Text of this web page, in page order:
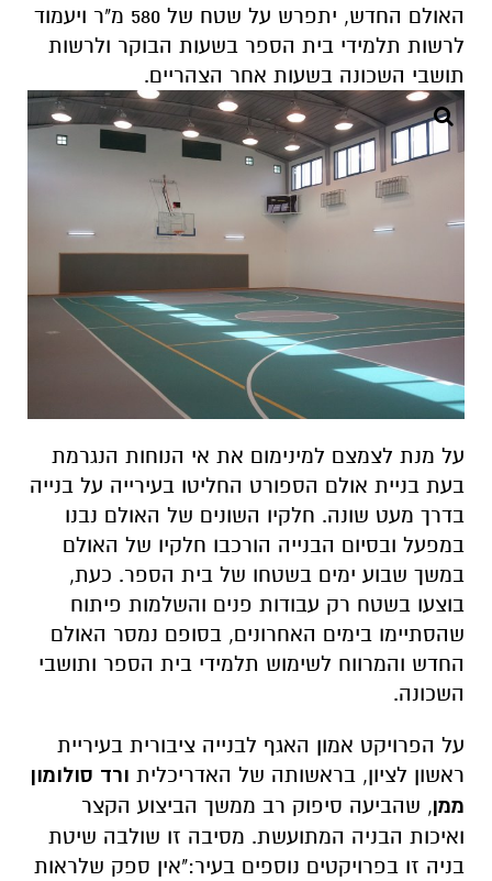
האולם החדש, יתפרש על שטח של 580 מ"ר ויעמוד
לרשות תלמידי בית הספר בשעות הבוקר ולרשות
תושבי השכונה בשעות אחר הצהריים.
על מנת לצמצם למינימום את אי הנוחות הנגרמת
בעת בניית אולם הספורט החליטו בעירייה על בנייה
בדרך מעט שונה. חלקיו השונים של האולם נבנו
במפעל ובסיום הבנייה הורכבו חלקיו של האולם
במשך שבוע ימים בשטחו של בית הספר. כעת,
בוצעו בשטח רק עבודות פנים והשלמות פיתוח
שהסתיימו בימים האחרונים, בסופם נמסר האולם
החדש והמרווח לשימוש תלמידי בית הספר ותושבי
השכונה.
על הפרויקט אמון האגף לבנייה ציבורית בעיריית
ראשון לציון, בראשותה של האדריכלית ורד סולומון
ממן, שהביעה סיפוק רב ממשך הביצוע הקצר
ואיכות הבניה המתועשת. מסיבה זו שולבה שיטת
בניה זו בפרויקטים נוספים בעיר:"אין ספק שלראות